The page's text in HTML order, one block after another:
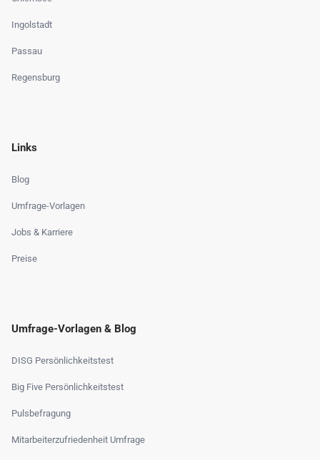
Ingolstadt
Passau
Regensburg
Links
Blog
Umfrage-Vorlagen
Jobs & Karriere
Preise
Umfrage-Vorlagen & Blog
DISG Persönlichkeitstest
Big Five Persönlichkeitstest
Pulsbefragung
Mitarbeiterzufriedenheit Umfrage